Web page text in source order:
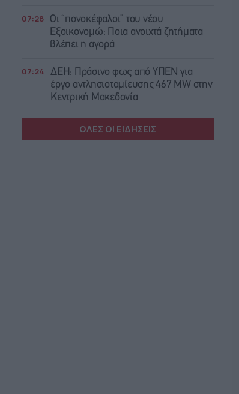
07:28
Οι “πονοκέφαλοι” του νέου
Εξοικονομώ: Ποια ανοιχτά ζητήματα
βλέπει η αγορά
07:24
ΔΕΗ: Πράσινο φως από ΥΠΕΝ για
έργο αντλησιοταμίευσης 467 MW στην
Κεντρική Μακεδονία
ΟΛΕΣ ΟΙ ΕΙΔΗΣΕΙΣ